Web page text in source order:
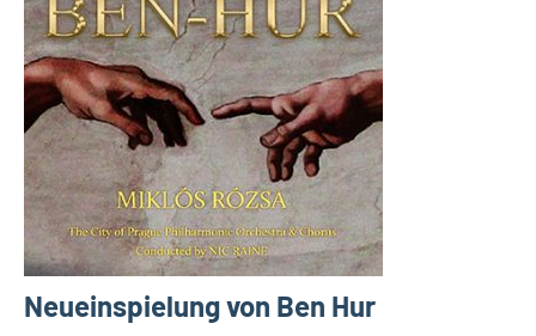
Neueinspielung von Ben Hur